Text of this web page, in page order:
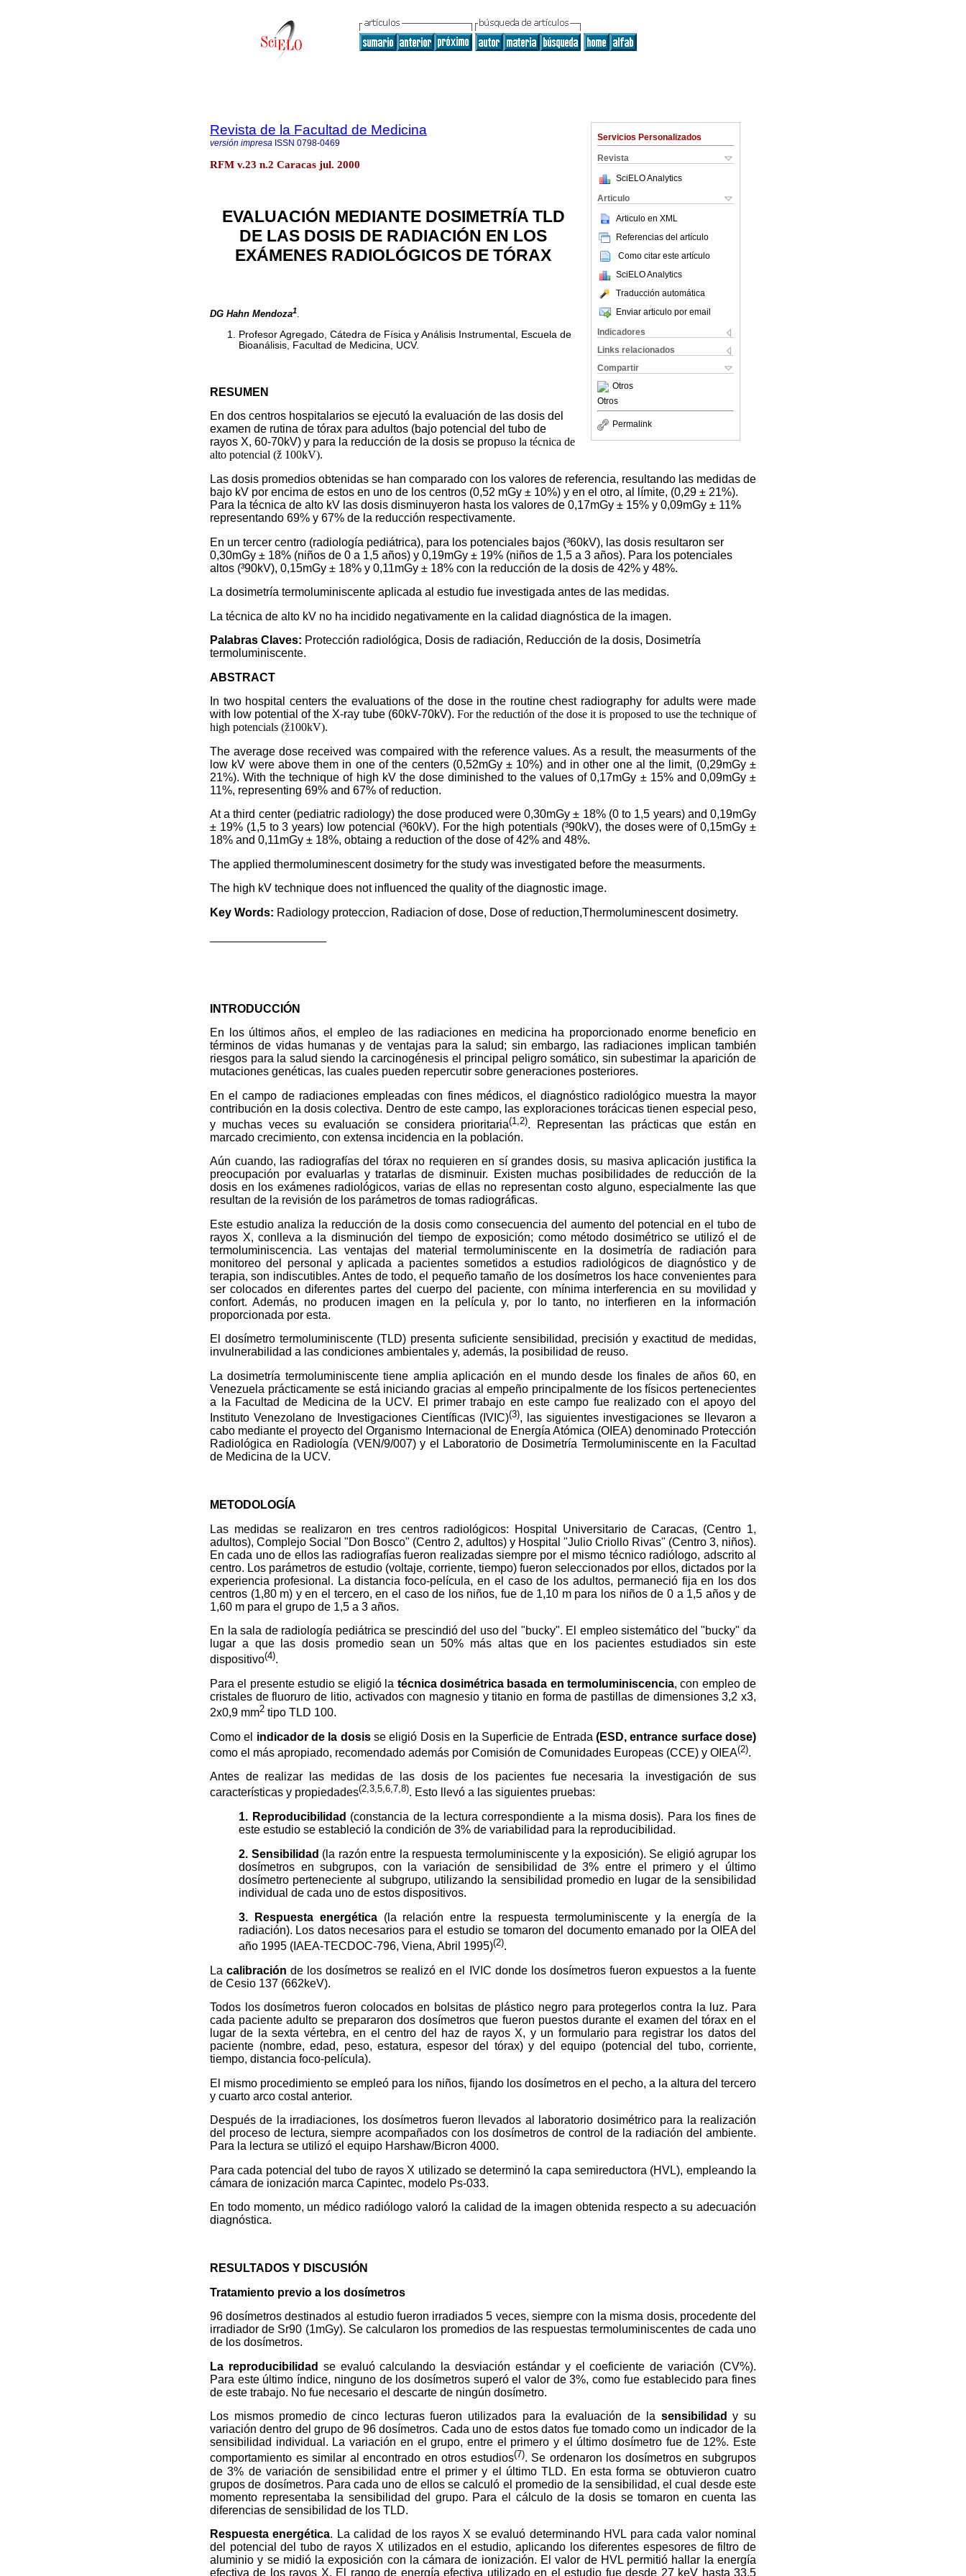
Servicios Personalizados
Revista
SciELO Analytics
Articulo
Articulo en XML
Referencias del artículo
Como citar este artículo
SciELO Analytics
Traducción automática
Enviar articulo por email
Indicadores
Links relacionados
Compartir
Otros
Otros
Permalink
Revista de la Facultad de Medicina
versión impresa ISSN 0798-0469
RFM v.23 n.2 Caracas jul. 2000
EVALUACIÓN MEDIANTE DOSIMETRÍA TLD
DE LAS DOSIS DE RADIACIÓN EN LOS
EXÁMENES RADIOLÓGICOS DE TÓRAX
DG Hahn Mendoza1.
Profesor Agregado, Cátedra de Física y Análisis Instrumental, Escuela de
Bioanálisis, Facultad de Medicina, UCV.
RESUMEN
En dos centros hospitalarios se ejecutó la evaluación de las dosis del
examen de rutina de tórax para adultos (bajo potencial del tubo de
rayos X, 60-70kV) y para la reducción de la dosis se propuso la técnica de
alto potencial (ž 100kV).
Las dosis promedios obtenidas se han comparado con los valores de referencia, resultando las medidas de
bajo kV por encima de estos en uno de los centros (0,52 mGy ± 10%) y en el otro, al límite, (0,29 ± 21%).
Para la técnica de alto kV las dosis disminuyeron hasta los valores de 0,17mGy ± 15% y 0,09mGy ± 11%
representando 69% y 67% de la reducción respectivamente.
En un tercer centro (radiología pediátrica), para los potenciales bajos (³60kV), las dosis resultaron ser
0,30mGy ± 18% (niños de 0 a 1,5 años) y 0,19mGy ± 19% (niños de 1,5 a 3 años). Para los potenciales
altos (³90kV), 0,15mGy ± 18% y 0,11mGy ± 18% con la reducción de la dosis de 42% y 48%.
La dosimetría termoluminiscente aplicada al estudio fue investigada antes de las medidas.
La técnica de alto kV no ha incidido negativamente en la calidad diagnóstica de la imagen.
Palabras Claves: Protección radiológica, Dosis de radiación, Reducción de la dosis, Dosimetría
termoluminiscente.
ABSTRACT
In two hospital centers the evaluations of the dose in the routine chest radiography for adults were made
with low potential of the X-ray tube (60kV-70kV). For the reductión of the dose it is proposed to use the technique of
high potencials (ž100kV).
The average dose received was compaired with the reference values. As a result, the measurments of the
low kV were above them in one of the centers (0,52mGy ± 10%) and in other one al the limit, (0,29mGy ±
21%). With the technique of high kV the dose diminished to the values of 0,17mGy ± 15% and 0,09mGy ±
11%, representing 69% and 67% of reduction.
At a third center (pediatric radiology) the dose produced were 0,30mGy ± 18% (0 to 1,5 years) and 0,19mGy
± 19% (1,5 to 3 years) low potencial (³60kV). For the high potentials (³90kV), the doses were of 0,15mGy ±
18% and 0,11mGy ± 18%, obtaing a reduction of the dose of 42% and 48%.
The applied thermoluminescent dosimetry for the study was investigated before the measurments.
The high kV technique does not influenced the quality of the diagnostic image.
Key Words: Radiology proteccion, Radiacion of dose, Dose of reduction,Thermoluminescent dosimetry.
INTRODUCCIÓN
En los últimos años, el empleo de las radiaciones en medicina ha proporcionado enorme beneficio en
términos de vidas humanas y de ventajas para la salud; sin embargo, las radiaciones implican también
riesgos para la salud siendo la carcinogénesis el principal peligro somático, sin subestimar la aparición de
mutaciones genéticas, las cuales pueden repercutir sobre generaciones posteriores.
En el campo de radiaciones empleadas con fines médicos, el diagnóstico radiológico muestra la mayor
contribución en la dosis colectiva. Dentro de este campo, las exploraciones torácicas tienen especial peso,
y muchas veces su evaluación se considera prioritaria(1,2). Representan las prácticas que están en
marcado crecimiento, con extensa incidencia en la población.
Aún cuando, las radiografías del tórax no requieren en sí grandes dosis, su masiva aplicación justifica la
preocupación por evaluarlas y tratarlas de disminuir. Existen muchas posibilidades de reducción de la
dosis en los exámenes radiológicos, varias de ellas no representan costo alguno, especialmente las que
resultan de la revisión de los parámetros de tomas radiográficas.
Este estudio analiza la reducción de la dosis como consecuencia del aumento del potencial en el tubo de
rayos X, conlleva a la disminución del tiempo de exposición; como método dosimétrico se utilizó el de
termoluminiscencia. Las ventajas del material termoluminiscente en la dosimetría de radiación para
monitoreo del personal y aplicada a pacientes sometidos a estudios radiológicos de diagnóstico y de
terapia, son indiscutibles. Antes de todo, el pequeño tamaño de los dosímetros los hace convenientes para
ser colocados en diferentes partes del cuerpo del paciente, con mínima interferencia en su movilidad y
confort. Además, no producen imagen en la película y, por lo tanto, no interfieren en la información
proporcionada por esta.
El dosímetro termoluminiscente (TLD) presenta suficiente sensibilidad, precisión y exactitud de medidas,
invulnerabilidad a las condiciones ambientales y, además, la posibilidad de reuso.
La dosimetría termoluminiscente tiene amplia aplicación en el mundo desde los finales de años 60, en
Venezuela prácticamente se está iniciando gracias al empeño principalmente de los físicos pertenecientes
a la Facultad de Medicina de la UCV. El primer trabajo en este campo fue realizado con el apoyo del
Instituto Venezolano de Investigaciones Científicas (IVIC)(3), las siguientes investigaciones se llevaron a
cabo mediante el proyecto del Organismo Internacional de Energía Atómica (OIEA) denominado Protección
Radiológica en Radiología (VEN/9/007) y el Laboratorio de Dosimetría Termoluminiscente en la Facultad
de Medicina de la UCV.
METODOLOGÍA
Las medidas se realizaron en tres centros radiológicos: Hospital Universitario de Caracas, (Centro 1,
adultos), Complejo Social "Don Bosco" (Centro 2, adultos) y Hospital "Julio Criollo Rivas" (Centro 3, niños).
En cada uno de ellos las radiografías fueron realizadas siempre por el mismo técnico radiólogo, adscrito al
centro. Los parámetros de estudio (voltaje, corriente, tiempo) fueron seleccionados por ellos, dictados por la
experiencia profesional. La distancia foco-película, en el caso de los adultos, permaneció fija en los dos
centros (1,80 m) y en el tercero, en el caso de los niños, fue de 1,10 m para los niños de 0 a 1,5 años y de
1,60 m para el grupo de 1,5 a 3 años.
En la sala de radiología pediátrica se prescindió del uso del "bucky". El empleo sistemático del "bucky" da
lugar a que las dosis promedio sean un 50% más altas que en los pacientes estudiados sin este
dispositivo(4).
Para el presente estudio se eligió la técnica dosimétrica basada en termoluminiscencia, con empleo de
cristales de fluoruro de litio, activados con magnesio y titanio en forma de pastillas de dimensiones 3,2 x3,
2x0,9 mm2 tipo TLD 100.
Como el indicador de la dosisse eligió Dosis en la Superficie de Entrada (ESD, entrance surface dose)
como el más apropiado, recomendado además por Comisión de Comunidades Europeas (CCE) y OIEA(2).
Antes de realizar las medidas de las dosis de los pacientes fue necesaria la investigación de sus
características y propiedades(2,3,5,6,7,8). Esto llevó a las siguientes pruebas:
1. Reproducibilidad (constancia de la lectura correspondiente a la misma dosis). Para los fines de
este estudio se estableció la condición de 3% de variabilidad para la reproducibilidad.
2. Sensibilidad (la razón entre la respuesta termoluminiscente y la exposición). Se eligió agrupar los
dosímetros en subgrupos, con la variación de sensibilidad de 3% entre el primero y el último
dosímetro perteneciente al subgrupo, utilizando la sensibilidad promedio en lugar de la sensibilidad
individual de cada uno de estos dispositivos.
3. Respuesta energética(la relación entre la respuesta termoluminiscente y la energía de la
radiación). Los datos necesarios para el estudio se tomaron del documento emanado por la OIEA del
año 1995 (IAEA-TECDOC-796, Viena, Abril 1995)(2).
Lacalibración de los dosímetros se realizó en el IVIC donde los dosímetros fueron expuestos a la fuente
de Cesio 137 (662keV).
Todos los dosímetros fueron colocados en bolsitas de plástico negro para protegerlos contra la luz. Para
cada paciente adulto se prepararon dos dosímetros que fueron puestos durante el examen del tórax en el
lugar de la sexta vértebra, en el centro del haz de rayos X, y un formulario para registrar los datos del
paciente (nombre, edad, peso, estatura, espesor del tórax) y del equipo (potencial del tubo, corriente,
tiempo, distancia foco-película).
El mismo procedimiento se empleó para los niños, fijando los dosímetros en el pecho, a la altura del tercero
y cuarto arco costal anterior.
Después de la irradiaciones, los dosímetros fueron llevados al laboratorio dosimétrico para la realización
del proceso de lectura, siempre acompañados con los dosímetros de control de la radiación del ambiente.
Para la lectura se utilizó el equipo Harshaw/Bicron 4000.
Para cada potencial del tubo de rayos X utilizado se determinó la capa semireductora (HVL), empleando la
cámara de ionización marca Capintec, modelo Ps-033.
En todo momento, un médico radiólogo valoró la calidad de la imagen obtenida respecto a su adecuación
diagnóstica.
RESULTADOS Y DISCUSIÓN
Tratamiento previo a los dosímetros
96 dosímetros destinados al estudio fueron irradiados 5 veces, siempre con la misma dosis, procedente del
irradiador de Sr90 (1mGy). Se calcularon los promedios de las respuestas termoluminiscentes de cada uno
de los dosímetros.
La reproducibilidad se evaluó calculando la desviación estándar y el coeficiente de variación (CV%).
Para este último índice, ninguno de los dosímetros superó el valor de 3%, como fue establecido para fines
de este trabajo. No fue necesario el descarte de ningún dosímetro.
Los mismos promedio de cinco lecturas fueron utilizados para la evaluación de la sensibilidad y su
variación dentro del grupo de 96 dosímetros. Cada uno de estos datos fue tomado como un indicador de la
sensibilidad individual. La variación en el grupo, entre el primero y el último dosímetro fue de 12%. Este
comportamiento es similar al encontrado en otros estudios(7). Se ordenaron los dosímetros en subgrupos
de 3% de variación de sensibilidad entre el primer y el último TLD. En esta forma se obtuvieron cuatro
grupos de dosímetros. Para cada uno de ellos se calculó el promedio de la sensibilidad, el cual desde este
momento representaba la sensibilidad del grupo. Para el cálculo de la dosis se tomaron en cuenta las
diferencias de sensibilidad de los TLD.
Respuesta energética. La calidad de los rayos X se evaluó determinando HVL para cada valor nominal
del potencial del tubo de rayos X utilizados en el estudio, aplicando los diferentes espesores de filtro de
aluminio y se midió la exposición con la cámara de ionización. El valor de HVL permitió hallar la energía
efectiva de los rayos X. El rango de energía efectiva utilizado en el estudio fue desde 27 keV hasta 33,5